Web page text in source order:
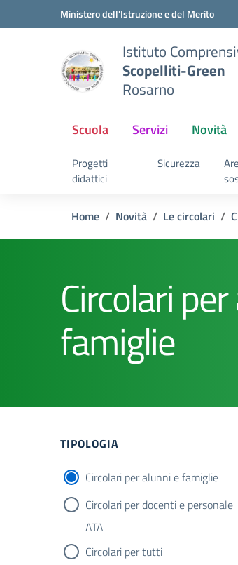
Vai ai contenuti
Vai al menu di navigazioneMinistero dell'Istruzione e del Merito
Istituto
Scopelliti-Green
Rosarno
Scuola Servizi Novità
Progetti
didattici
Sicurezza
Home Novità Le circolari
Circolari
famiglie
Filtri
TIPOLOGIA
Circolari per alunni e famiglie
Circolari per docenti e personale
ATA
Circolari per tutti